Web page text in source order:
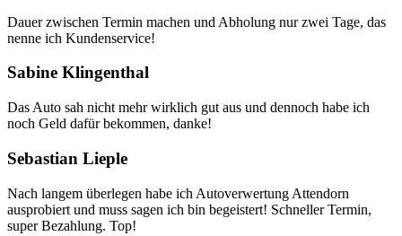
Dauer zwischen Termin machen und Abholung nur zwei Tage, das
nenne ich Kundenservice!
Sabine Klingenthal
Das Auto sah nicht mehr wirklich gut aus und dennoch habe ich
noch Geld dafür bekommen, danke!
Sebastian Lieple
Nach langem überlegen habe ich Autoverwertung Attendorn
ausprobiert und muss sagen ich bin begeistert! Schneller Termin,
super Bezahlung. Top!